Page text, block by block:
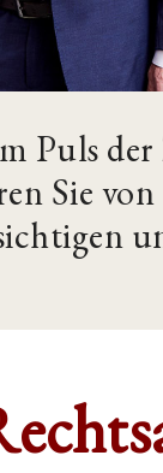
Puls
Sie